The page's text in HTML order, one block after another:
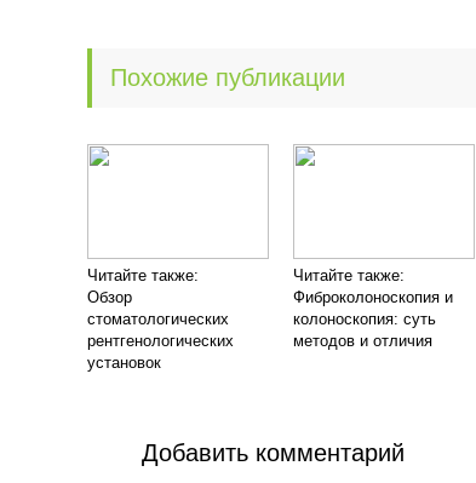
Похожие публикации
Читайте также:
Обзор
стоматологических
рентгенологических
установок
Читайте также:
Фиброколоноскопия и
колоноскопия: суть
методов и отличия
Добавить комментарий